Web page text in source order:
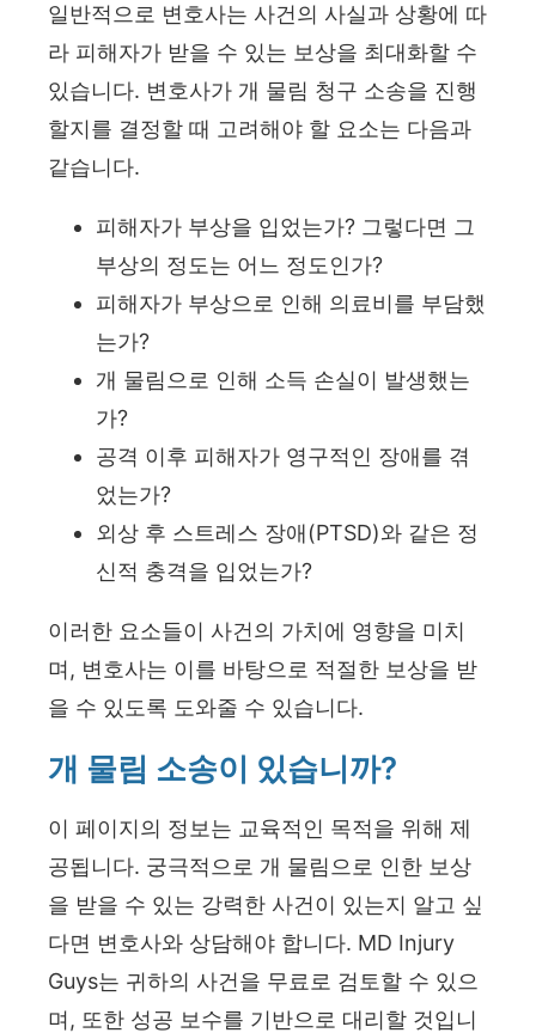
일반적으로 변호사는 사건의 사실과 상황에 따
라 피해자가 받을 수 있는 보상을 최대화할 수
있습니다. 변호사가 개 물림 청구 소송을 진행
할지를 결정할 때 고려해야 할 요소는 다음과
같습니다.
피해자가 부상을 입었는가? 그렇다면 그
부상의 정도는 어느 정도인가?
피해자가 부상으로 인해 의료비를 부담했
는가?
개 물림으로 인해 소득 손실이 발생했는
가?
공격 이후 피해자가 영구적인 장애를 겪
었는가?
외상 후 스트레스 장애(PTSD)와 같은 정
신적 충격을 입었는가?
이러한 요소들이 사건의 가치에 영향을 미치
며, 변호사는 이를 바탕으로 적절한 보상을 받
을 수 있도록 도와줄 수 있습니다.
개 물림 소송이 있습니까?
이 페이지의 정보는 교육적인 목적을 위해 제
공됩니다. 궁극적으로 개 물림으로 인한 보상
을 받을 수 있는 강력한 사건이 있는지 알고 싶
다면 변호사와 상담해야 합니다. MD Injury
Guys는 귀하의 사건을 무료로 검토할 수 있으
며, 또한 성공 보수를 기반으로 대리할 것입니